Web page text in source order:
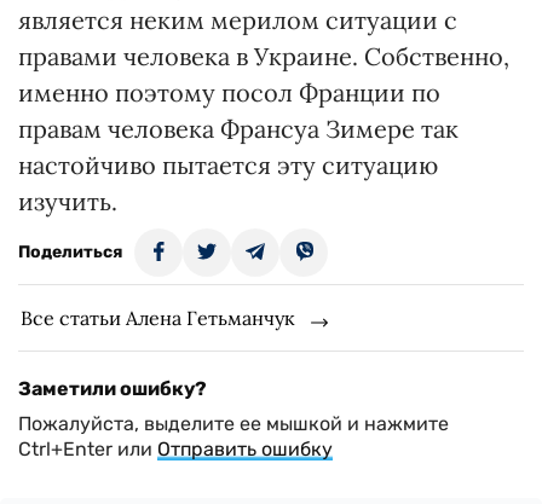
является неким мерилом ситуации с
правами человека в Украине. Собственно,
именно поэтому посол Франции по
правам человека Франсуа Зимере так
настойчиво пытается эту ситуацию
изучить.
Поделиться
Все статьи Алена Гетьманчук
Заметили ошибку?
Пожалуйста, выделите ее мышкой и нажмите
Ctrl+Enter или Отправить ошибку